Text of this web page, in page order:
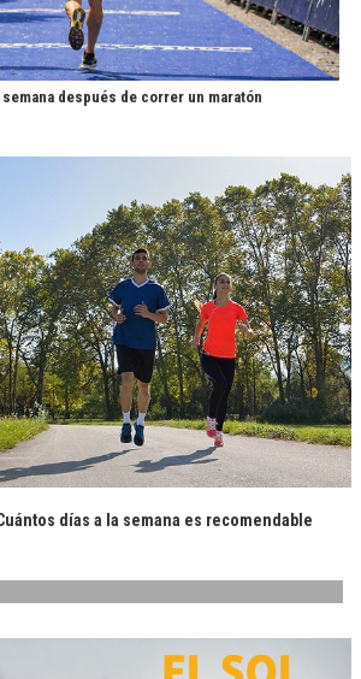
semana después de correr un maratón
días a la semana es recomendable